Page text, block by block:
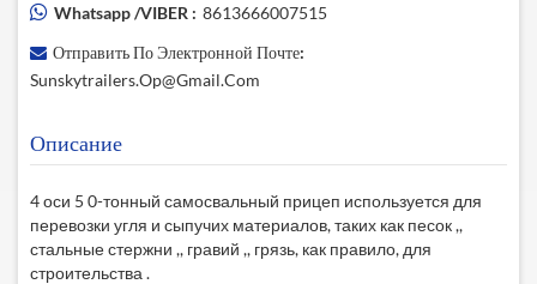
Whatsapp /VIBER : 8613666007515
Отправить По Электронной Почте:
Sunskytrailers.op@gmail.com
Описание
4 оси 5 0-тонный самосвальный прицеп используется для
перевозки угля и сыпучих материалов, таких как песок ,,
стальные стержни ,, гравий ,, грязь, как правило, для
строительства .